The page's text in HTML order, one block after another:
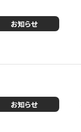
お知らせ
お知らせ